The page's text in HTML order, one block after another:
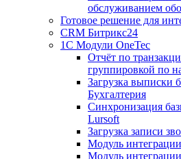
обслуживанием
Готовое решение для
CRM Битрикс24
1C Модули OneTec
Отчёт по
группировкой по
Загрузка выписки
Бухгалтерия
Синхронизация
Lursoft
Загрузка записи
Модуль
Модуль